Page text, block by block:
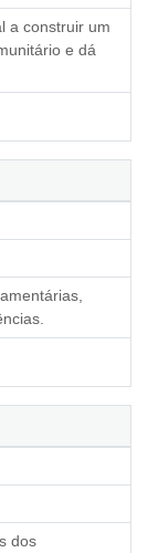
a construir um
e dá
dos